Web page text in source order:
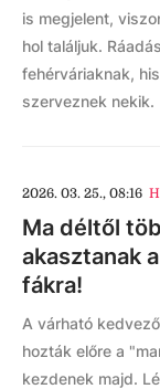
is megjelent,
hol találjuk.
fehérváriaknak,
szerveznek nekik.
2026. 03. 25., 08:16
Ma déltől
akasztanak
fákra!
A várható
hozták előre a
kezdenek majd.